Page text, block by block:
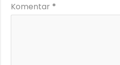
Komentar *